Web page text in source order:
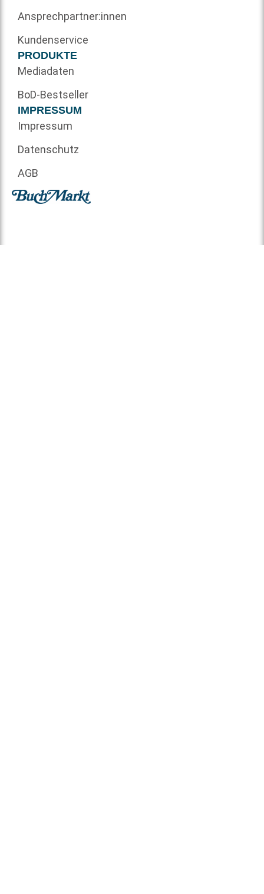
Ansprechpartner:innen
Kundenservice
PRODUKTE
Mediadaten
BoD-Bestseller
IMPRESSUM
Impressum
Datenschutz
AGB